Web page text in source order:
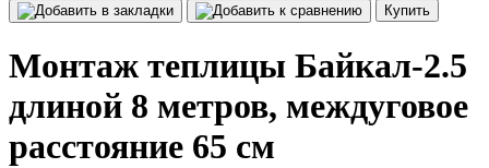
Купить
Монтаж теплицы Байкал-2.5
длиной 8 метров, междуговое
расстояние 65 см